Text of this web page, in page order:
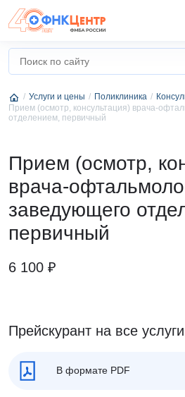
Услуги и цены Поликлиника
Прием (осмотр, консультация) врача-
отделением, первичный
Прием (осмотр,
врача-
заведующего
первичный
6 100 ₽
Прейскурант на все
В формате PDF